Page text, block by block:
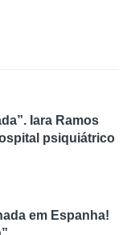
Iara Ramos
psiquiátrico
em Espanha!